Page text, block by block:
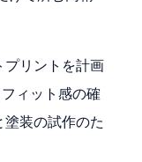
リントを計画
ィット感の確
装の試作のた